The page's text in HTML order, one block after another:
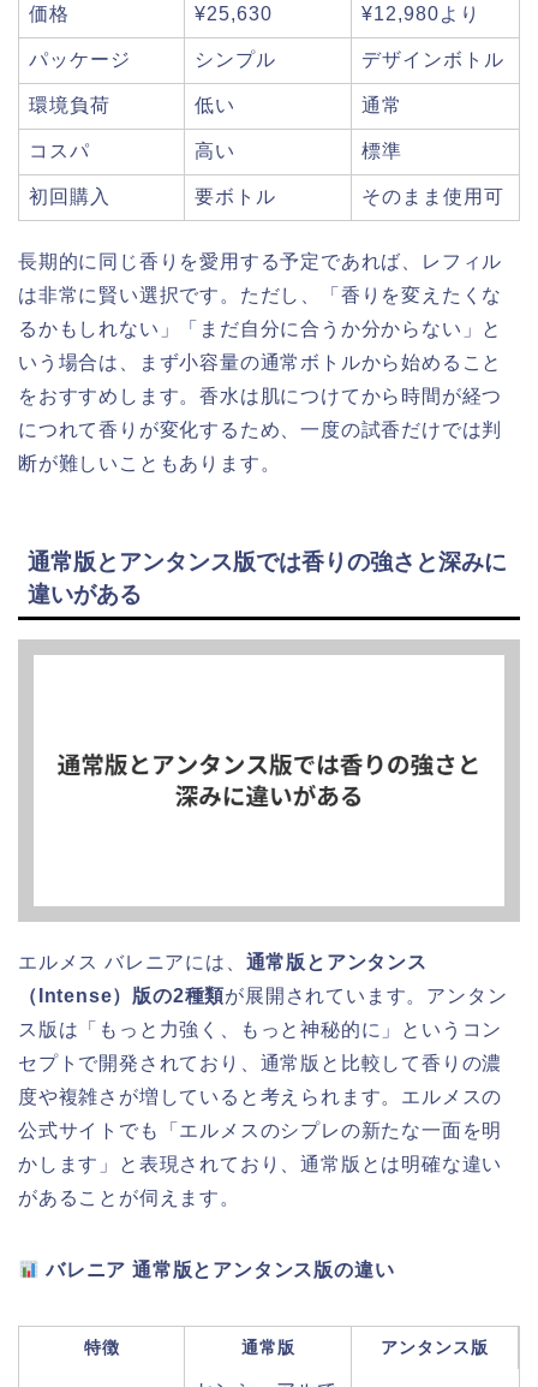
価格 ¥25,630 ¥12,980より
パッケージ シンプル デザインボトル
環境負荷 低い 通常
コスパ 高い 標準
初回購入 要ボトル そのまま使用可
長期的に同じ香りを愛用する予定であれば、レフィル
は非常に賢い選択です。ただし、「香りを変えたくな
るかもしれない」「まだ自分に合うか分からない」と
いう場合は、まず小容量の通常ボトルから始めること
をおすすめします。香水は肌につけてから時間が経つ
につれて香りが変化するため、一度の試香だけでは判
断が難しいこともあります。
通常版とアンタンス版では香りの強さと深みに
違いがある
エルメス バレニアには、 通常版とアンタンス
（Intense）版の2種類が展開されています。アンタン
ス版は「もっと力強く、もっと神秘的に」というコン
セプトで開発されており、通常版と比較して香りの濃
度や複雑さが増していると考えられます。エルメスの
公式サイトでも「エルメスのシプレの新たな一面を明
かします」と表現されており、通常版とは明確な違い
があることが伺えます。
バレニア 通常版とアンタンス版の違い
特徴 通常版 アンタンス版